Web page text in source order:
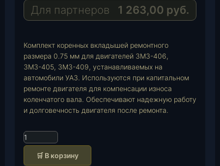
a
m
A
p
i
l
Для партнеров 1 263,00 руб.
Комплект коренных вкладышей ремонтного
размера 0.75 мм для двигателей ЗМЗ-406,
ЗМЗ-405, ЗМЗ-409, устанавливаемых на
автомобили УАЗ. Используются при капитальном
ремонте двигателя для компенсации износа
коленчатого вала. Обеспечивают надежную работу
и долговечность двигателя после ремонта.
К
о
🛒 В корзину